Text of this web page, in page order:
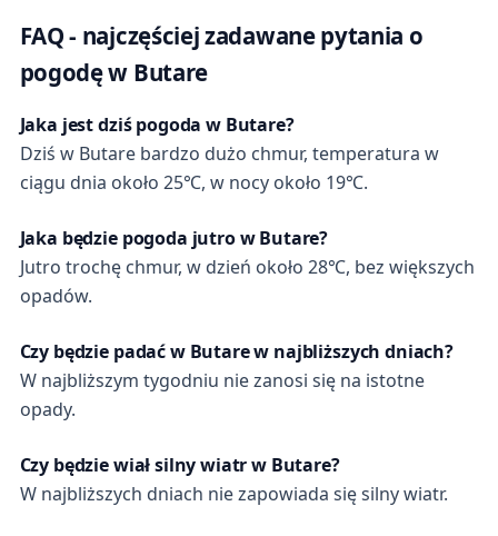
FAQ - najczęściej zadawane pytania o
pogodę w Butare
Jaka jest dziś pogoda w Butare?
Dziś w Butare bardzo dużo chmur, temperatura w
ciągu dnia około 25℃, w nocy około 19℃.
Jaka będzie pogoda jutro w Butare?
Jutro trochę chmur, w dzień około 28℃, bez większych
opadów.
Czy będzie padać w Butare w najbliższych dniach?
W najbliższym tygodniu nie zanosi się na istotne
opady.
Czy będzie wiał silny wiatr w Butare?
W najbliższych dniach nie zapowiada się silny wiatr.